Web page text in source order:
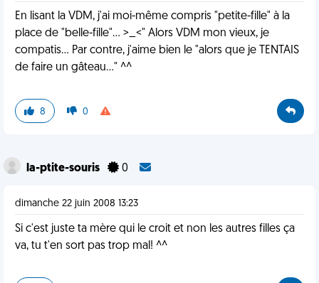
En lisant la VDM, j'ai moi-même compris "petite-fille" à la
place de "belle-fille"... >_<" Alors VDM mon vieux, je
compatis... Par contre, j'aime bien le "alors que je TENTAIS
de faire un gâteau..." ^^
8 0
la-ptite-souris 0
dimanche 22 juin 2008 13:23
Si c'est juste ta mère qui le croit et non les autres filles ça
va, tu t'en sort pas trop mal! ^^